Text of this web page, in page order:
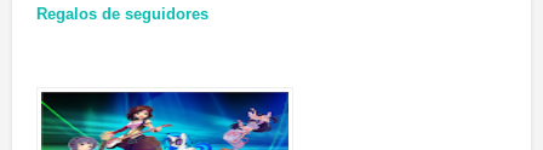
Regalos de seguidores